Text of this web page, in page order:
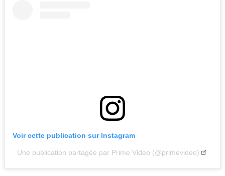
Voir cette publication sur Instagram
Une publication partagée par Prime Video (@primevideo)